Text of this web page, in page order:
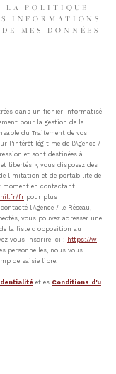
LA POLITIQUE
INFORMATIONS
MES DONNÉES
dans un fichier informatisé
pour la gestion de la
du Traitement de vos
l'intérêt légitime de l'Agence /
et sont destinées à
libertés », vous disposez des
de limitation et de portabilité de
moment en contactant
fr pour plus
l'Agence / le Réseau,
vous pouvez adresser une
la liste d'opposition au
vous inscrire ici : https://w
personnelles, nous vous
de saisie libre.
et es Conditions d'u